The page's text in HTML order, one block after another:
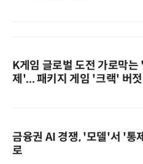
K게임 글로벌 도전 가로막는
제'... 패키지 게임 '크랙' 버
금융권 AI 경쟁, '모델'서 '통
로